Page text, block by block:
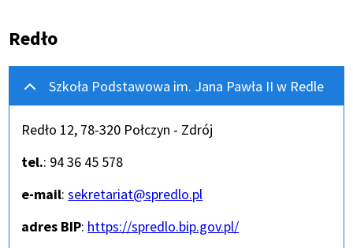
Redło
Szkoła Podstawowa im. Jana Pawła II w Redle
Redło 12, 78-320 Połczyn - Zdrój
tel.: 94 36 45 578
e-mail:sekretariat@spredlo.pl
adres BIP: Otworzy
https://spredlo.bip.gov.pl/